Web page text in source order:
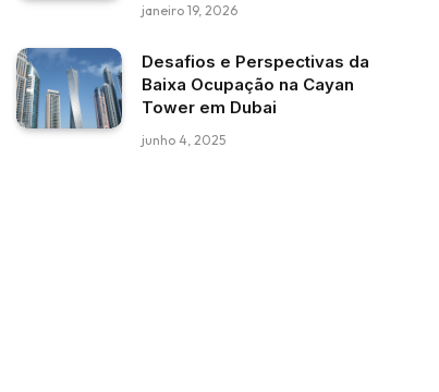
janeiro 19, 2026
Desafios e Perspectivas da
Baixa Ocupação na Cayan
Tower em Dubai
junho 4, 2025